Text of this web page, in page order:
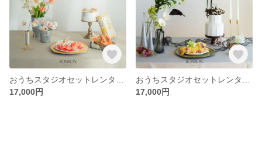
17,000円
17,000円